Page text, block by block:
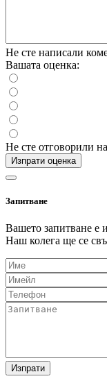
Не сте написали
Вашата оценка:
Не сте отговорили
Изпрати оценка
Запитване
Вашето запитване е
Наш колега ще се
Изпрати